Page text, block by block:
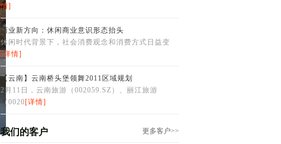
情]
商业新方向：休闲商业意识形态抬头
休闲时代背景下，社会消费观念和消费方式日益变
[详情]
【云南】云南桥头堡领舞2011区域规划
2月11日，云南旅游（002059.SZ）、丽江旅游
（0020[详情]
我们的客户 更多客户>>